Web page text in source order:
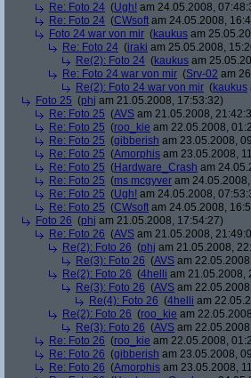
Re: Foto 24 (Ugh! am 24.05.2008,
Re: Foto 24 (CWsoft am 24.05.2008,
Foto 24 war von mir (kaukus am
Re: Foto 24 (iraki am 25.05.2008,
Re(2): Foto 24 (kaukus am
Re: Foto 24 war von mir (Srv-02 am
Re(2): Foto 24 war von mir (kaukus
Foto 25 (phj am 21.05.2008, 17:53:32)
Re: Foto 25 (AVS am 21.05.2008,
Re: Foto 25 (roo_kie am 22.05.2008,
Re: Foto 25 (gibberish am 23.05.2008,
Re: Foto 25 (Amorphis am 23.05.2008,
Re: Foto 25 (Hardware_Crash am
Re: Foto 25 (ms mcgyver am
Re: Foto 25 (Ugh! am 24.05.2008,
Re: Foto 25 (CWsoft am 24.05.2008,
Foto 26 (phj am 21.05.2008, 17:54:27)
Re: Foto 26 (AVS am 21.05.2008,
Re(2): Foto 26 (phj am 21.05.2008,
Re(3): Foto 26 (AVS am
Re(2): Foto 26 (4helli am 21.05.2008,
Re(3): Foto 26 (AVS am
Re(4): Foto 26 (4helli am
Re(2): Foto 26 (roo_kie am
Re(3): Foto 26 (AVS am
Re: Foto 26 (roo_kie am 22.05.2008,
Re: Foto 26 (gibberish am 23.05.2008,
Re: Foto 26 (Amorphis am 23.05.2008,